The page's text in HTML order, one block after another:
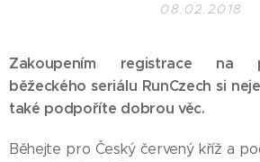
08.02.2018
Zakoupením registrace na
běžeckého seriálu RunCzech si
také podpoříte dobrou věc.
Běhejte pro Český červený kříž a